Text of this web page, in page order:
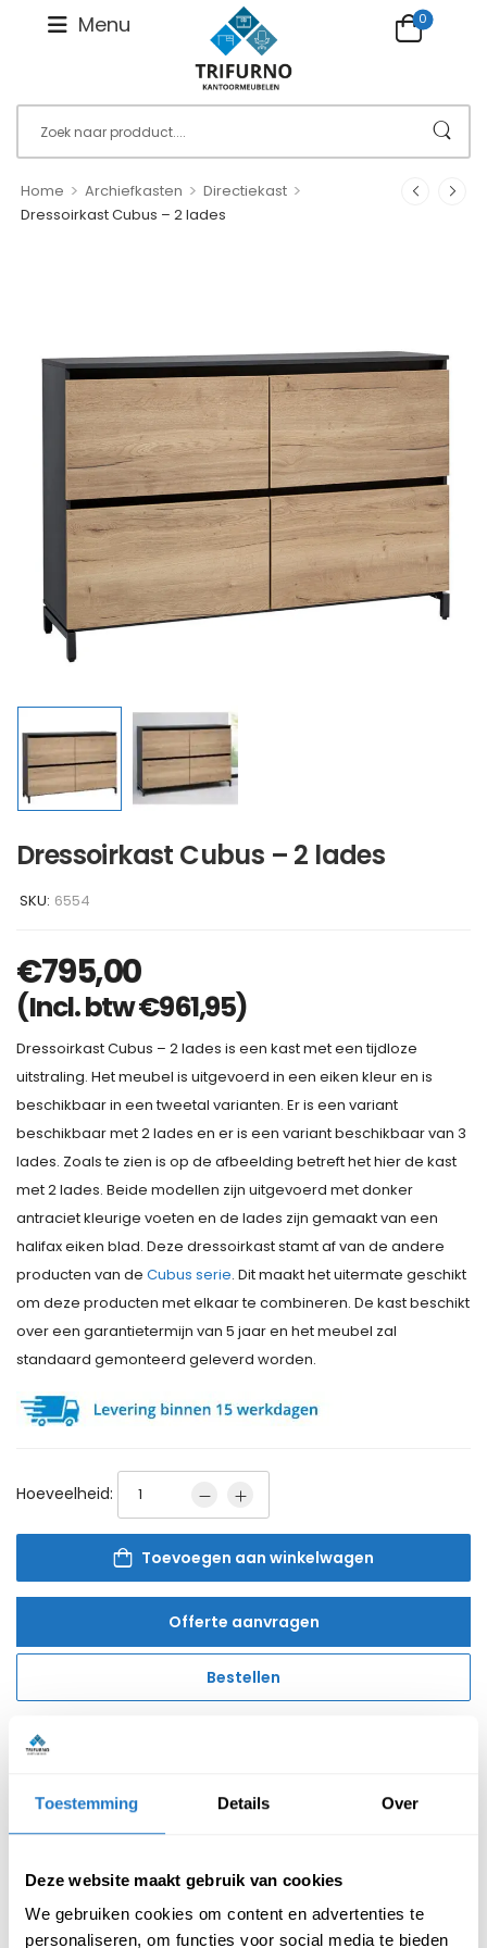
Toestemming Details Over
Deze website maakt gebruik van cookies
We gebruiken cookies om content en advertenties te
personaliseren, om functies voor social media te bieden
Menu 0
Home > Archiefkasten > Directiekast >
Dressoirkast Cubus – 2 lades
Dressoirkast Cubus – 2 lades
SKU: 6554
€795,00
(Incl. btw€961,95)
Dressoirkast Cubus – 2 lades is een kast met een tijdloze
uitstraling. Het meubel is uitgevoerd in een eiken kleur en is
beschikbaar in een tweetal varianten. Er is een variant
beschikbaar met 2 lades en er is een variant beschikbaar van 3
lades. Zoals te zien is op de afbeelding betreft het hier de kast
met 2 lades. Beide modellen zijn uitgevoerd met donker
antraciet kleurige voeten en de lades zijn gemaakt van een
halifax eiken blad. Deze dressoirkast stamt af van de andere
producten van de Cubus serie. Dit maakt het uitermate geschikt
om deze producten met elkaar te combineren. De kast beschikt
over een garantietermijn van 5 jaar en het meubel zal
standaard gemonteerd geleverd worden.
Hoeveelheid:
Toevoegen aan winkelwagen
Offerte aanvragen
Bestellen
Reviews van klanten
Beschrijving Specificatie